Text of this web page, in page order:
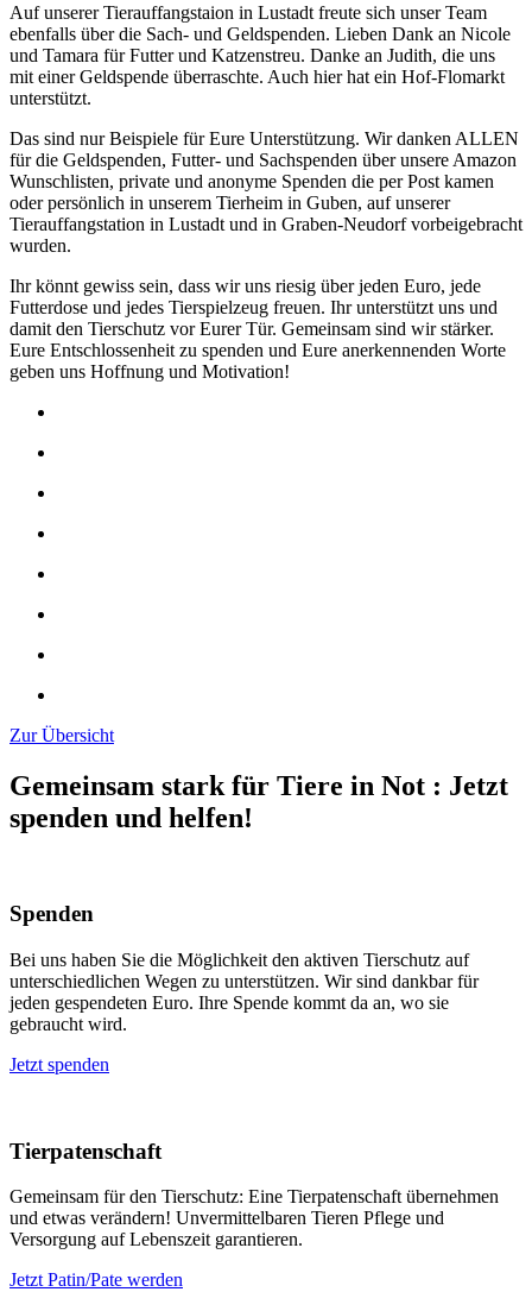
Auf unserer Tierauffangstaion in Lustadt freute sich unser Team
ebenfalls über die Sach- und Geldspenden. Lieben Dank an Nicole
und Tamara für Futter und Katzenstreu. Danke an Judith, die uns
mit einer Geldspende überraschte. Auch hier hat ein Hof-Flomarkt
unterstützt.
Das sind nur Beispiele für Eure Unterstützung. Wir danken ALLEN
für die Geldspenden, Futter- und Sachspenden über unsere Amazon
Wunschlisten, private und anonyme Spenden die per Post kamen
oder persönlich in unserem Tierheim in Guben, auf unserer
Tierauffangstation in Lustadt und in Graben-Neudorf vorbeigebracht
wurden.
Ihr könnt gewiss sein, dass wir uns riesig über jeden Euro, jede
Futterdose und jedes Tierspielzeug freuen. Ihr unterstützt uns und
damit den Tierschutz vor Eurer Tür. Gemeinsam sind wir stärker.
Eure Entschlossenheit zu spenden und Eure anerkennenden Worte
geben uns Hoffnung und Motivation!
Zur Übersicht
Gemeinsam stark für Tiere in Not : Jetzt
spenden und helfen!
Spenden
Bei uns haben Sie die Möglichkeit den aktiven Tierschutz auf
unterschiedlichen Wegen zu unterstützen. Wir sind dankbar für
jeden gespendeten Euro. Ihre Spende kommt da an, wo sie
gebraucht wird.
Jetzt spenden
Tierpatenschaft
Gemeinsam für den Tierschutz: Eine Tierpatenschaft übernehmen
und etwas verändern! Unvermittelbaren Tieren Pflege und
Versorgung auf Lebenszeit garantieren.
Jetzt Patin/Pate werden